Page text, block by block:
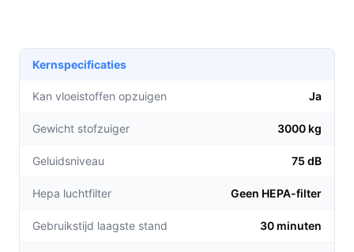
te stofzuigen, ideaal na ontbijt of knoeien met
kinderen.
Snel en praktisch in gebruik: zakloos ontwerp en
onderhoudstijd en zorgen voor direct hergebruik
Draadloos met consistente accu: Li‑Ion-accu levert
tot circa 30 minuten gebruikstijd per lading,
dagelijkse snelle schoonmaakrondes.
Kernspecificaties
Kan vloeistoffen opzuigen Ja
Gewicht stofzuiger 3000 kg
Geluidsniveau 75 dB
Hepa luchtfilter Geen HEPA-filter
Gebruikstijd laagste stand 30 minuten